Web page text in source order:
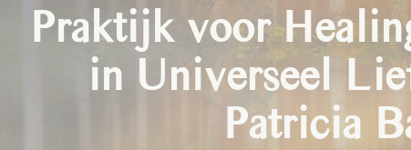
Praktijk voor
in Universeel
Patricia